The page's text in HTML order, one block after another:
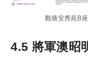
觀塘安秀苑B
4.5 將軍澳昭